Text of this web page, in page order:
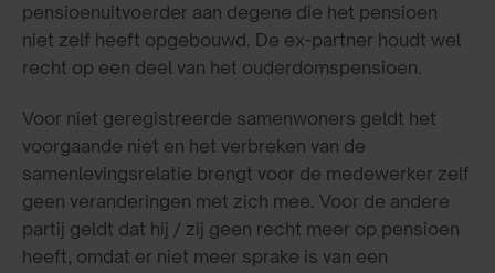
pensioenuitvoerder aan degene die het pensioen
niet zelf heeft opgebouwd. De ex-partner houdt wel
recht op een deel van het ouderdomspensioen.
Voor niet geregistreerde samenwoners geldt het
voorgaande niet en het verbreken van de
samenlevingsrelatie brengt voor de medewerker zelf
geen veranderingen met zich mee. Voor de andere
partij geldt dat hij / zij geen recht meer op pensioen
heeft, omdat er niet meer sprake is van een